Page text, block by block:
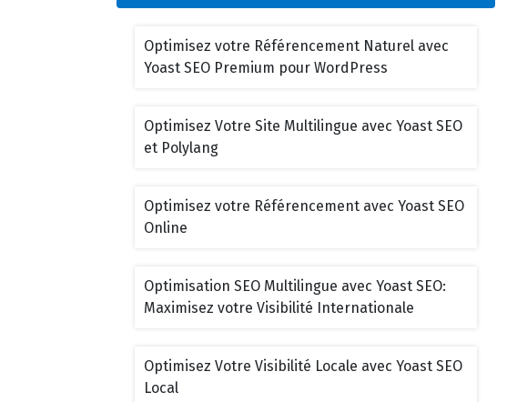
Optimisez votre Référencement Naturel avec
Yoast SEO Premium pour WordPress
Optimisez Votre Site Multilingue avec Yoast SEO
et Polylang
Optimisez votre Référencement avec Yoast SEO
Online
Optimisation SEO Multilingue avec Yoast SEO:
Maximisez votre Visibilité Internationale
Optimisez Votre Visibilité Locale avec Yoast SEO
Local